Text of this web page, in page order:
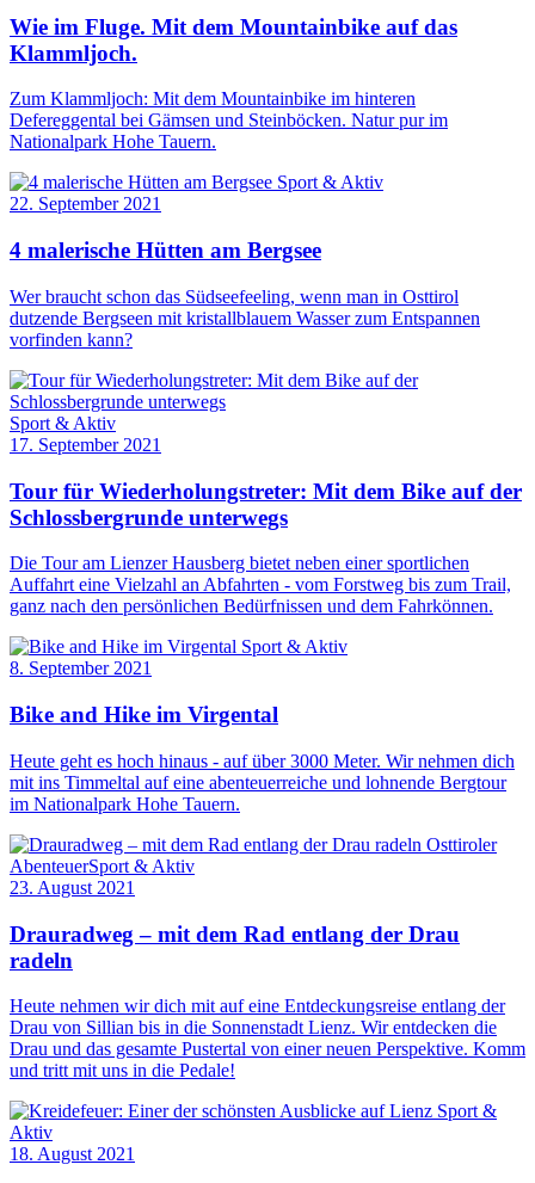
Wie im Fluge. Mit dem Mountainbike auf das
Klammljoch.
Zum Klammljoch: Mit dem Mountainbike im hinteren
Defereggental bei Gämsen und Steinböcken. Natur pur im
Nationalpark Hohe Tauern.
Sport & Aktiv
22. September 2021
4 malerische Hütten am Bergsee
Wer braucht schon das Südseefeeling, wenn man in Osttirol
dutzende Bergseen mit kristallblauem Wasser zum Entspannen
vorfinden kann?
Sport & Aktiv
17. September 2021
Tour für Wiederholungstreter: Mit dem Bike auf der
Schlossbergrunde unterwegs
Die Tour am Lienzer Hausberg bietet neben einer sportlichen
Auffahrt eine Vielzahl an Abfahrten - vom Forstweg bis zum Trail,
ganz nach den persönlichen Bedürfnissen und dem Fahrkönnen.
Sport & Aktiv
8. September 2021
Bike and Hike im Virgental
Heute geht es hoch hinaus - auf über 3000 Meter. Wir nehmen dich
mit ins Timmeltal auf eine abenteuerreiche und lohnende Bergtour
im Nationalpark Hohe Tauern.
Osttiroler
AbenteuerSport & Aktiv
23. August 2021
Drauradweg – mit dem Rad entlang der Drau
radeln
Heute nehmen wir dich mit auf eine Entdeckungsreise entlang der
Drau von Sillian bis in die Sonnenstadt Lienz. Wir entdecken die
Drau und das gesamte Pustertal von einer neuen Perspektive. Komm
und tritt mit uns in die Pedale!
Sport &
Aktiv
18. August 2021